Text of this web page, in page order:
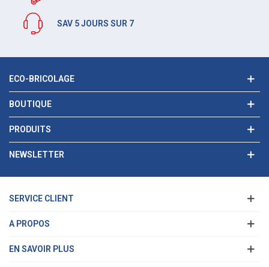
SAV 5 JOURS SUR 7
ECO-BRICOLAGE
BOUTIQUE
PRODUITS
NEWSLETTER
SERVICE CLIENT
A PROPOS
EN SAVOIR PLUS